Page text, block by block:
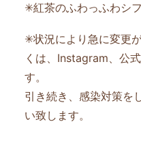
✳︎紅茶のふわっふわシ
✳︎状況により急に変更
くは、Instagram、公
す。
引き続き、感染対策を
い致します。